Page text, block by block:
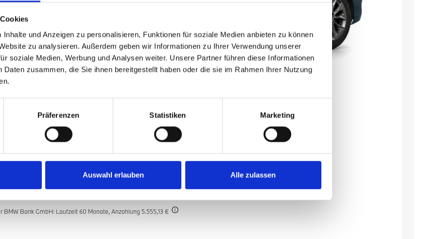
und Anzeigen zu personalisieren, Funktionen für soziale Medien anbieten zu können
zu analysieren. Außerdem geben wir Informationen zu Ihrer Verwendung unserer
soziale Medien, Werbung und Analysen weiter. Unsere Partner führen diese Informationen
Daten zusammen, die Sie ihnen bereitgestellt haben oder die sie im Rahmen Ihrer Nutzung
Präferenzen Statistiken Marketing
Auswahl erlauben Alle zulassen
BMW Bank GmbH: Laufzeit 60 Monate, Anzahlung 5.555,13 €